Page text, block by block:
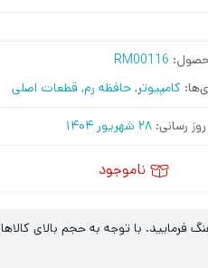
RM00116
کامپیوتر, حافظه رم, قطعات اصلی
رسانی: 28 شهریور 1404
ناموجود
با توجه به حجم بالای کالاها